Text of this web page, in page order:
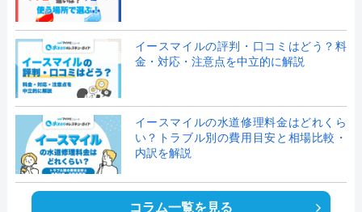
イースマイルの評判・口コミはどう？料
金・対応・注意点を中立的に解説
イースマイルの水道修理料金はどれくら
い？トラブル別の費用目安と相場比較・
内訳を解説
コラム一覧を見る